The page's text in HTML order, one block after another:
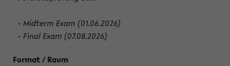
- Midterm Exam (01.06.2026)
- Final Exam (07.08.2026)